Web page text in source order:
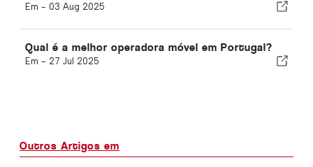
Em - 03 Aug 2025
Qual é a melhor operadora móvel em Portugal?
Em - 27 Jul 2025
Outros Artigos em